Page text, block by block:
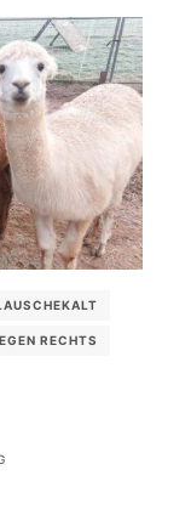
RECHTS